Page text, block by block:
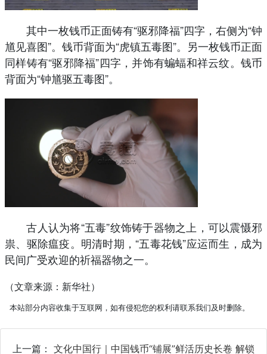
其中一枚钱币正面铸有“驱邪降福”四字，右侧为“钟
馗见喜图”。钱币背面为“虎镇五毒图”。另一枚钱币正面
同样铸有“驱邪降福”四字，并饰有蝙蝠和祥云纹。钱币
背面为“钟馗驱五毒图”。
古人认为将“五毒”纹饰铸于器物之上，可以震慑邪
祟、驱除瘟疫。明清时期，“五毒花钱”应运而生，成为
民间广受欢迎的祈福器物之一。
（文章来源：新华社）
本站部分内容收集于互联网，如有侵犯您的权利请联系我们及时删除。
上一篇： 文化中国行｜中国钱币“铺展”鲜活历史长卷 解锁